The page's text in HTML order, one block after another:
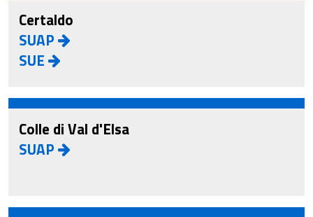
Certaldo
SUAP
SUE
Colle di Val d'Elsa
SUAP